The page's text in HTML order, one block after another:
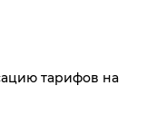
тарифов на